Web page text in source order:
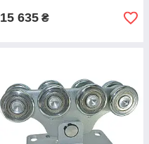
15 635 ₴